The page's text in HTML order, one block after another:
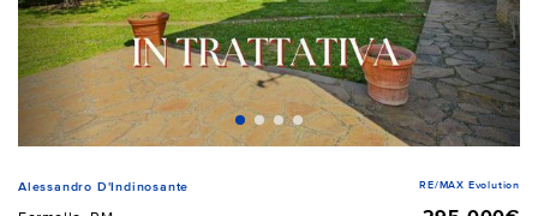
Alessandro D'Indinosante RE/MAX Evolution